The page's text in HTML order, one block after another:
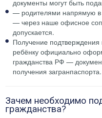
документы могут быть
— родителями напрямую в
— через наше офисное
допускается.
Получение подтверждения
ребёнку официально
гражданства РФ —
получения загранпаспорта.
Зачем необходимо
гражданства?